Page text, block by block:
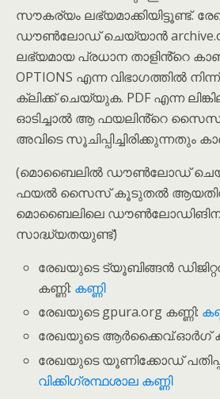
സൗകര്യം ലഭ്യമാക്കിയിട്ടൂണ്ട്.
ഡൗൺലോഡ് ചെയ്യാൻ
ലഭ്യമായ പ്രധാന താളിൻ്റെ
OPTIONS എന്ന വിഭാഗത്തിൽ
ക്ലിക്ക് ചെയ്യുക. PDF എന്ന
ഓടിച്ചാൽ ആ ഫയലിൻ്റെ
അവിടെ സൂചിപ്പിച്ചിരിക്കുന്നതും
(മൊബൈലിൽ ഡൗൺലോഡ്
ഫയൽ സൈസ് കൂടുതൽ
മൊബൈലിലെ ഡൗ‌ൺലോഡിങിനു
സാദ്ധ്യതയുണ്ട്)
രേഖയുടെ ട്യൂബിങ്ങൻ
കണ്ണി: കണ്ണി
രേഖയുടെ gpura.org കണ്ണി:
രേഖയുടെ ആർക്കൈവ്.ഓർഗ്
രേഖയുടെ യൂണിക്കോഡ്
വിക്കിഗ്രന്ഥശാല കണ്ണി